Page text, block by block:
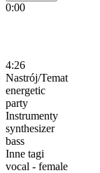
0:00
4:26
Nastrój/Temat
energetic
party
Instrumenty
synthesizer
bass
Inne tagi
vocal - female